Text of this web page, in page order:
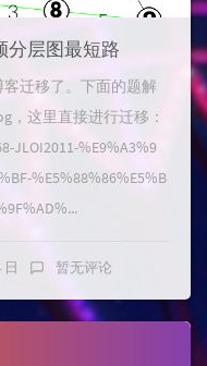
分层图最短路
客迁移了。下面的题解
，这里直接进行迁移：
JLOI2011-%E9%A3%9
%E5%88%86%E5%B
日 暂无评论